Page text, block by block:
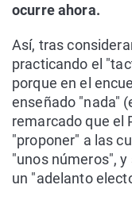
ocurre ahora.
Así, tras
practicando el
porque en el
enseñado "nada"
remarcado que el
"proponer" a las
"unos números",
un "adelanto